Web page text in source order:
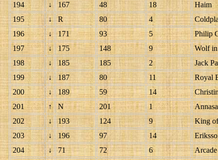
194
↓ 167 48 18
Haim
195
↓ R 80 4
196
↓ 171 93 5
Philip
197
↓ 175 148 9
Wolf
198
↓ 185 185 2
Jack
199
↓ 187 80 11
Royal
200
↓ 189 59 14
201
↑ N 201 1
202
↓ 193 124 9
King
203
↓ 196 97 14
204
↓ 71 72 6